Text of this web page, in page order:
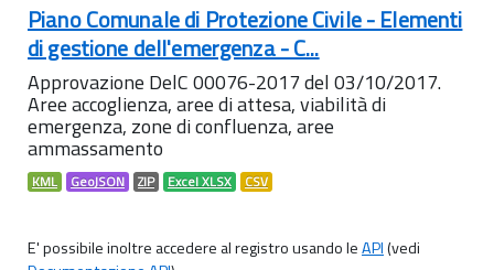
Piano Comunale di Protezione Civile - Elementi
di gestione dell'emergenza - C...
Approvazione DelC 00076-2017 del 03/10/2017.
Aree accoglienza, aree di attesa, viabilità di
emergenza, zone di confluenza, aree
ammassamento
KML GeoJSON ZIP Excel XLSX CSV
E' possibile inoltre accedere al registro usando leAPI(vedi